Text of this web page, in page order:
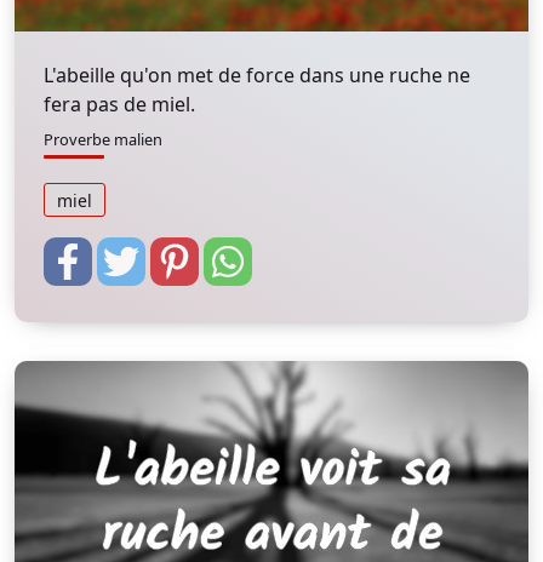
L'abeille qu'on met de force dans une ruche ne
fera pas de miel.
Proverbe malien
miel